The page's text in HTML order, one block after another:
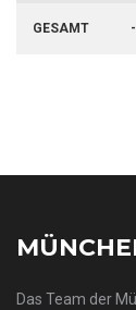
GESAMT -
Das Team der